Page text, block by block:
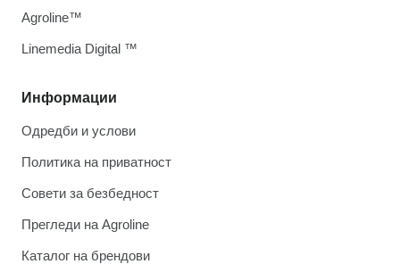
Информации
Одредби и услови
Политика на приватност
Совети за безбедност
Прегледи на Agroline
Каталог на брендови
Agroline™
Linemedia Digital ™